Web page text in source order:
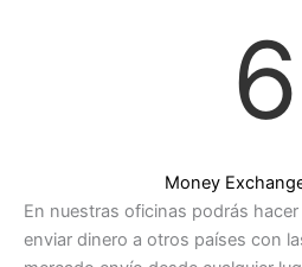
6
Money
En nuestras oficinas podrás
enviar dinero a otros países con